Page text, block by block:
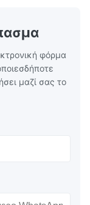
φόρμα
μαζί σας το